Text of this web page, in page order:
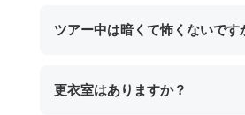
経験豊富なガイドが必ず同行し
備しているため、夜でも安心し
ツアー中は暗くて怖くないです
ツアーでは専用ライトを使用し
更衣室はありますか？